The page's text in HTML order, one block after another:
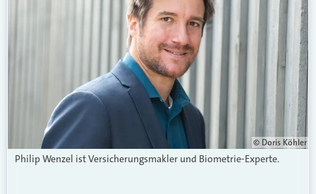
© Doris Köhler
Philip Wenzel ist Versicherungsmakler und Biometrie-Experte.